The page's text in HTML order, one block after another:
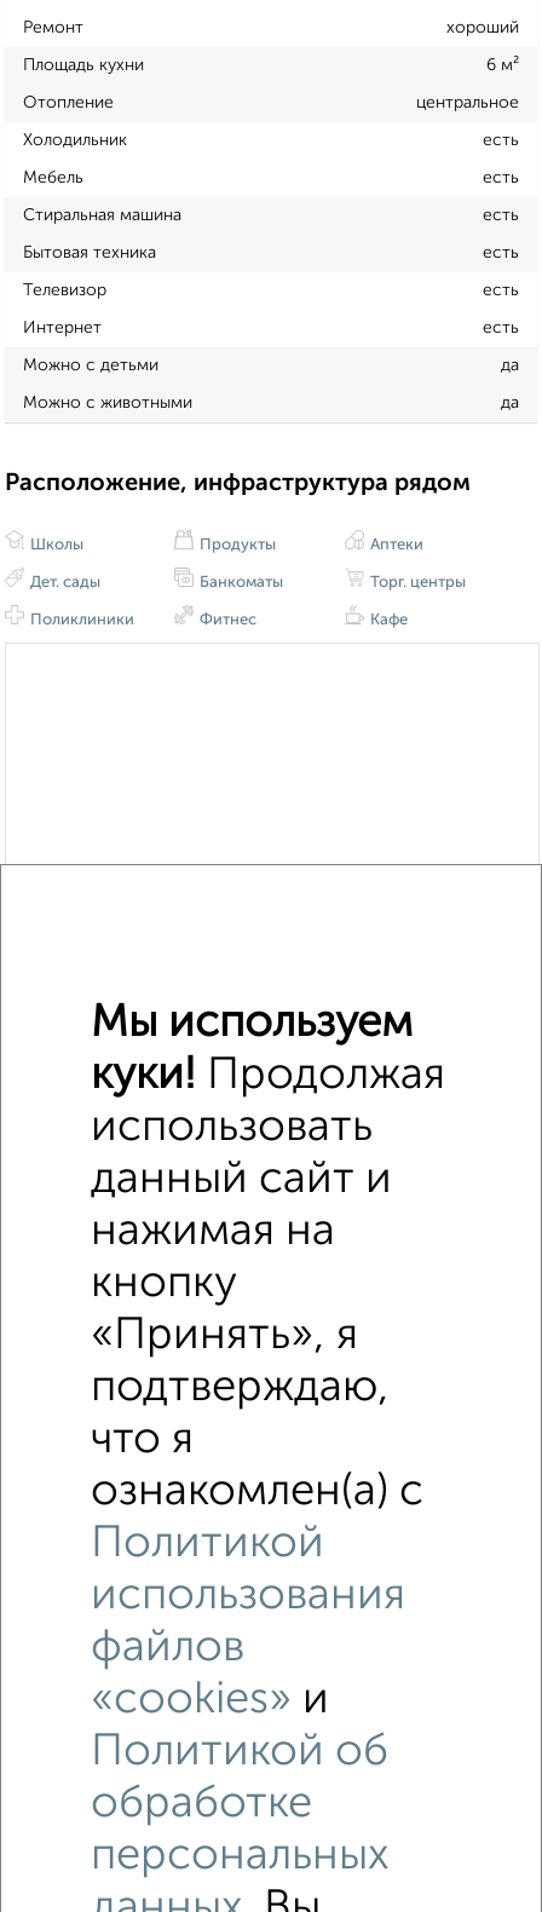
Ремонт хороший
Площадь кухни 6 м²
Отопление центральное
Холодильник есть
Мебель есть
Стиральная машина есть
Бытовая техника есть
Телевизор есть
Интернет есть
Можно с детьми да
Можно с животными да
Расположение, инфраструктура рядом
Школы
Дет. сады
Поликлиники
Продукты
Банкоматы
Фитнес
Аптеки
Торг. центры
Кафе
Похожие предложения рядом
1‑комнатные квартиры недалеко от Мирная 10
Рядом, с меньшей ценой
Недалеко от Мирная 10 с ценой ниже
1-к квартиры
Поиск по схожим параметрам:
Железнодорожный район
Мы используем
куки! Продолжая
использовать
данный сайт и
нажимая на
кнопку
«Принять», я
подтверждаю,
что я
ознакомлен(а) с
Политикой
использования
файлов
«cookies» и
Политикой об
обработке
персональных